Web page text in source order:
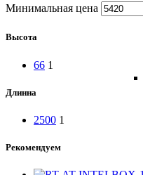
Минимальная цена
Высота
66 1
Длинна
2500 1
Рекомендуем